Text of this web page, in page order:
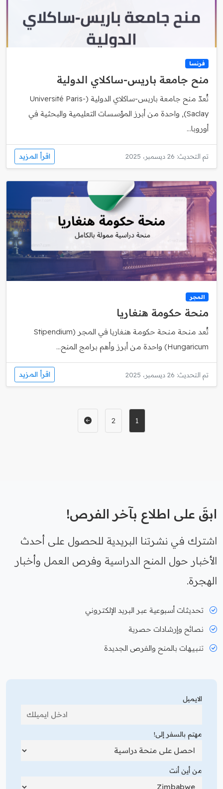
فرنسا
منح جامعة باريس‑ساكلاي الدولية
تُعدّ منح جامعة باريس‑ساكلاي الدولية (Université Paris-
Saclay), واحدة من أبرز المؤسسات التعليمية والبحثية في
أوروبا...
تم التحديث: 26 ديسمبر، 2025 اقرأ المزيد
المجر
منحة حكومة هنغاريا
تُعد منحة منحة حكومة هنغاريا في المجر (Stipendium
Hungaricum) واحدة من أبرز وأهم برامج المنح...
تم التحديث: 26 ديسمبر، 2025 اقرأ المزيد
1
2
ابقَ على اطلاع بآخر الفرص!
اشترك في نشرتنا البريدية للحصول على أحدث
الأخبار حول المنح الدراسية وفرص العمل وأخبار
الهجرة.
تحديثات أسبوعية عبر البريد الإلكتروني
نصائح وإرشادات حصرية
تنبيهات بالمنح والفرص الجديدة
الايميل
مهتم بالسفر إلى!
من أين أنت